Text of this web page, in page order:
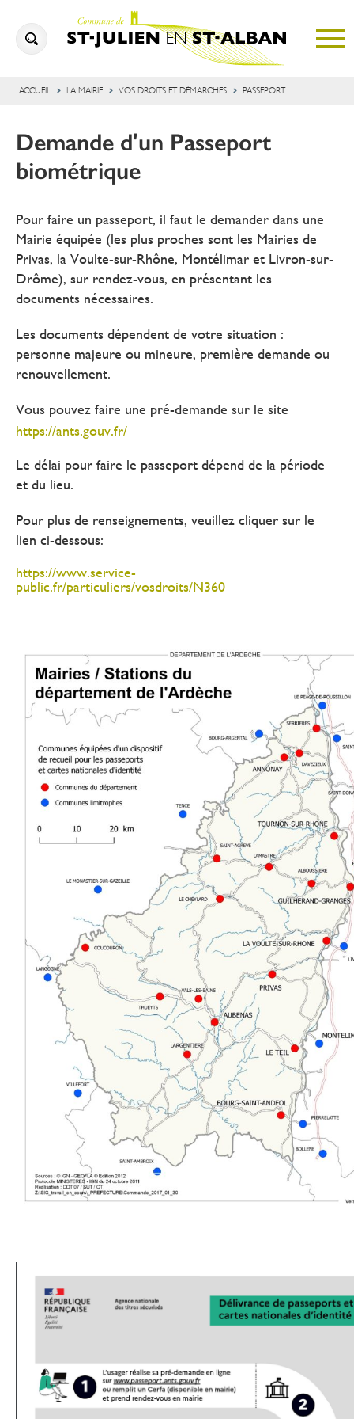
ACCUEIL LA MAIRIE VOS DROITS ET DÉMARCHES PASSEPORT
Demande d'un Passeport
biométrique
Pour faire un passeport, il faut le demander dans une
Mairie équipée (les plus proches sont les Mairies de
Privas, la Voulte-sur-Rhône, Montélimar et Livron-sur-
Drôme), sur rendez-vous, en présentant les
documents nécessaires.
Les documents dépendent de votre situation :
personne majeure ou mineure, première demande ou
renouvellement.
Vous pouvez faire une pré-demande sur le site
https://ants.gouv.fr/
Le délai pour faire le passeport dépend de la période
et du lieu.
Pour plus de renseignements, veuillez cliquer sur le
lien ci-dessous:
https://www.service-
public.fr/particuliers/vosdroits/N360